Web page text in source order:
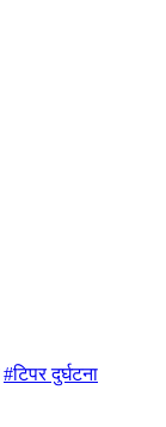
#टिपर दुर्घटना